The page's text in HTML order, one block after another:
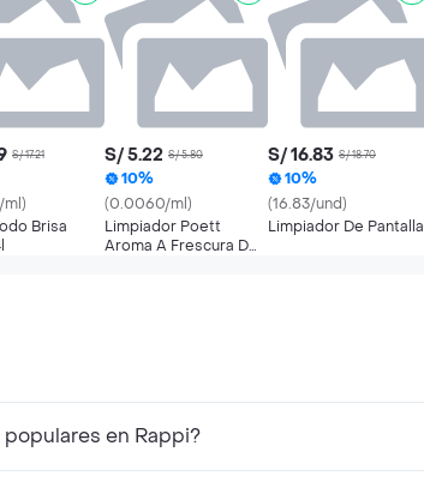
S/ 17.21
Brisa
S/ 5.22 S/ 5.80
10%
(0.0060/ml)
Limpiador Poett
Aroma A Frescura De
S/ 16.83 S/ 18.70
10%
(16.83/und)
Limpiador De Pantalla
en Rappi?